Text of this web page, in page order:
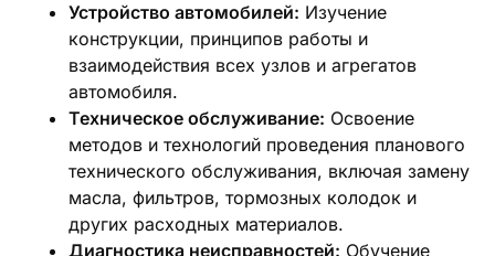
Устройство автомобилей: Изучение
конструкции, принципов работы и
взаимодействия всех узлов и агрегатов
автомобиля.
Техническое обслуживание: Освоение
методов и технологий проведения планового
технического обслуживания, включая замену
масла, фильтров, тормозных колодок и
других расходных материалов.
Диагностика неисправностей: Обучение